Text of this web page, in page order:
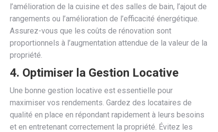
l’amélioration de la cuisine et des salles de bain, l’ajout de
rangements ou l’amélioration de l’efficacité énergétique.
Assurez-vous que les coûts de rénovation sont
proportionnels à l’augmentation attendue de la valeur de la
propriété.
4. Optimiser la Gestion Locative
Une bonne gestion locative est essentielle pour
maximiser vos rendements. Gardez des locataires de
qualité en place en répondant rapidement à leurs besoins
et en entretenant correctement la propriété. Évitez les